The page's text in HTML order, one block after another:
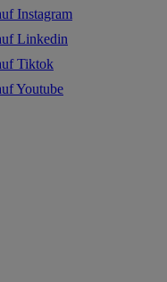
Instagram
Linkedin
Tiktok
Youtube